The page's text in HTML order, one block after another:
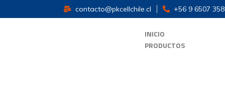
contacto@pkcellchile.cl +56 9 6507
INICIO
PRODUCTOS